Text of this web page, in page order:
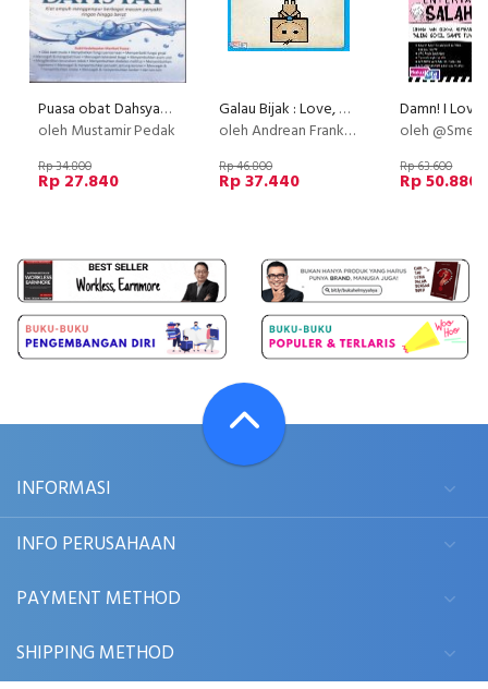
Puasa obat Dahsyat (Disc 50%)
oleh Mustamir Pedak
Rp 34.800
Rp 27.840
Galau Bijak : Love, Galau, Move On
oleh Andrean Frank, @GalauBijak
Rp 46.800
Rp 37.440
oleh
Rp 63.600
Rp 50.880
INFORMASI
INFO PERUSAHAAN
PAYMENT METHOD
SHIPPING METHOD